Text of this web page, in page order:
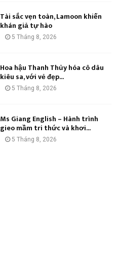
Tài sắc vẹn toàn, Lamoon khiến
khán giả tự hào
5 Tháng 8, 2026
Hoa hậu Thanh Thủy hóa cô dâu
kiêu sa, với vẻ đẹp...
5 Tháng 8, 2026
Ms Giang English – Hành trình
gieo mầm tri thức và khơi...
5 Tháng 8, 2026